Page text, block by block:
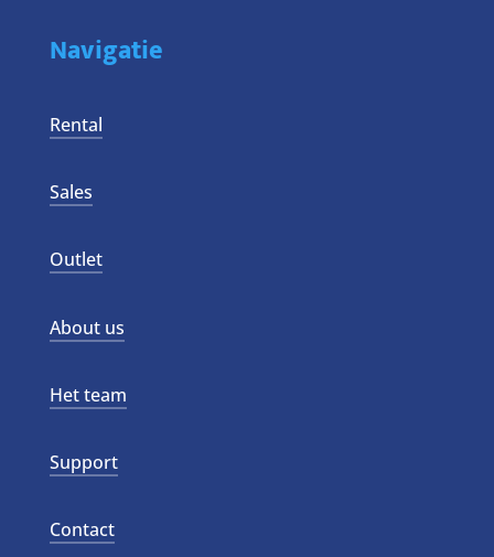
Navigatie
Rental
Sales
Outlet
About us
Het team
Support
Contact